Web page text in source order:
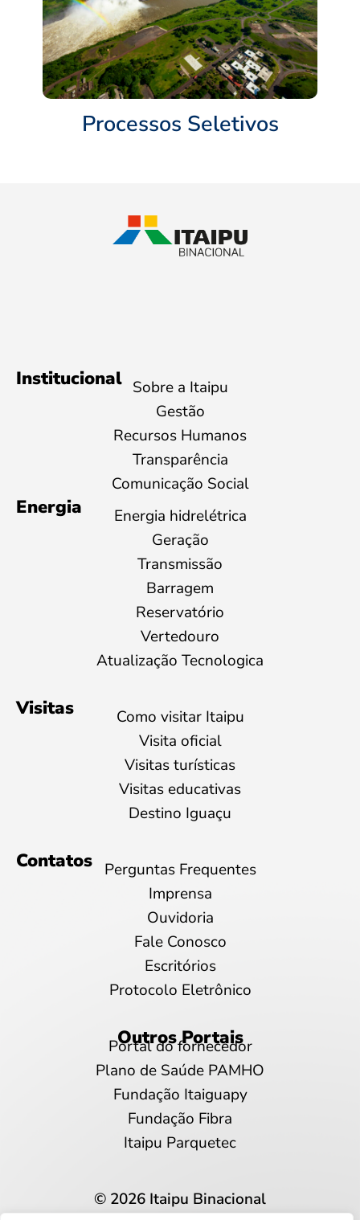
Processos Seletivos
Institucional Sobre a Itaipu
Gestão
Recursos Humanos
Transparência
Comunicação Social
Energia
Energia hidrelétrica
Geração
Transmissão
Barragem
Reservatório
Vertedouro
Atualização Tecnologica
Visitas
Como visitar Itaipu
Visita oficial
Visitas turísticas
Visitas educativas
Destino Iguaçu
Contatos
Perguntas Frequentes
Imprensa
Ouvidoria
Fale Conosco
Escritórios
Protocolo Eletrônico
Outros Portais
Portal do fornecedor
Plano de Saúde PAMHO
Fundação Itaiguapy
Fundação Fibra
Itaipu Parquetec
© 2026 Itaipu Binacional